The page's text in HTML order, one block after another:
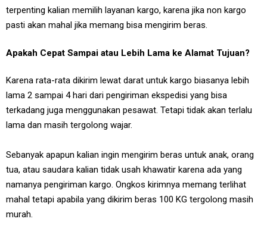
terpenting kalian memilih layanan kargo, karena jika non kargo
pasti akan mahal jika memang bisa mengirim beras.
Apakah Cepat Sampai atau Lebih Lama ke Alamat Tujuan?
Karena rata-rata dikirim lewat darat untuk kargo biasanya lebih
lama 2 sampai 4 hari dari pengiriman ekspedisi yang bisa
terkadang juga menggunakan pesawat. Tetapi tidak akan terlalu
lama dan masih tergolong wajar.
Sebanyak apapun kalian ingin mengirim beras untuk anak, orang
tua, atau saudara kalian tidak usah khawatir karena ada yang
namanya pengiriman kargo. Ongkos kirimnya memang terlihat
mahal tetapi apabila yang dikirim beras 100 KG tergolong masih
murah.